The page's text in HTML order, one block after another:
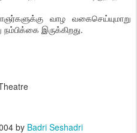
வாழ வகைசெய்யுமாறு
இருக்கிறது.
by Badri Seshadri